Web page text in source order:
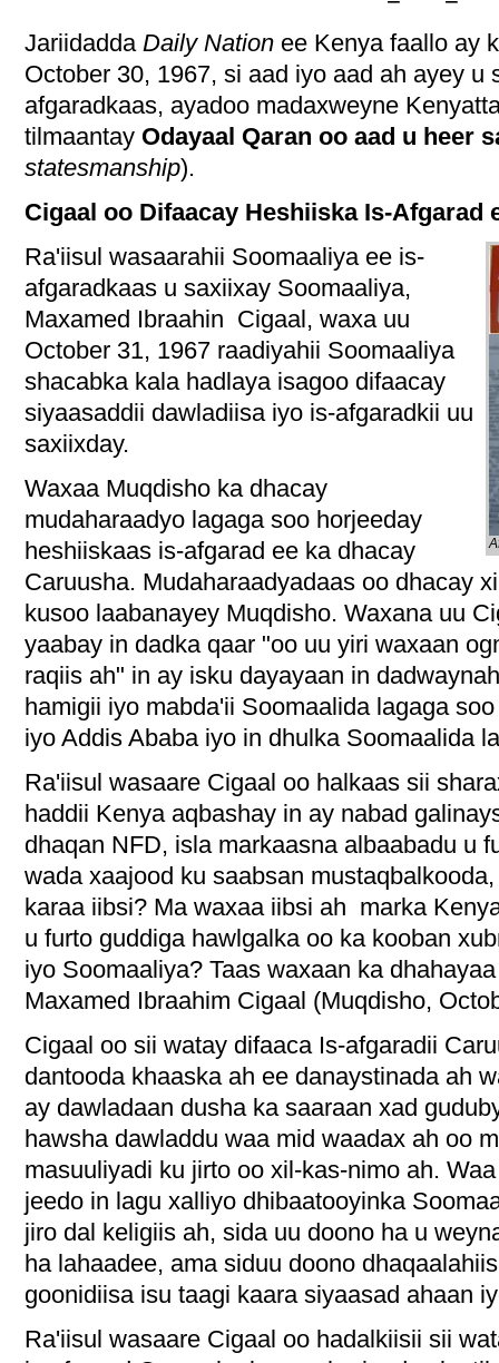
Jariidadda Daily Nation ee Kenya faallo ay
October 30, 1967, si aad iyo aad ah ayey u
afgaradkaas, ayadoo madaxweyne
tilmaantay Odayaal Qaran oo aad u heer
statesmanship).
Cigaal oo Difaacay Heshiiska Is-Afgarad
Ra'iisul wasaarahii Soomaaliya ee is-
afgaradkaas u saxiixay Soomaaliya,
Maxamed Ibraahin Cigaal, waxa uu
October 31, 1967 raadiyahii Soomaaliya
shacabka kala hadlaya isagoo difaacay
siyaasaddii dawladiisa iyo is-afgaradkii uu
saxiixday.
Waxaa Muqdisho ka dhacay
mudaharaadyo lagaga soo horjeeday
heshiiskaas is-afgarad ee ka dhacay
Caruusha. Mudaharaadyadaas oo dhacay
kusoo laabanayey Muqdisho. Waxana uu
yaabay in dadka qaar "oo uu yiri waxaan
raqiis ah" in ay isku dayayaan in
hamigii iyo mabda'ii Soomaalida lagaga
iyo Addis Ababa iyo in dhulka Soomaalida
Ra'iisul wasaare Cigaal oo halkaas sii
haddii Kenya aqbashay in ay nabad
dhaqan NFD, isla markaasna albaabadu u
wada xaajood ku saabsan
karaa iibsi? Ma waxaa iibsi ah marka
u furto guddiga hawlgalka oo ka kooban
iyo Soomaaliya? Taas waxaan ka
Maxamed Ibraahim Cigaal (Muqdisho,
Cigaal oo sii watay difaaca Is-afgaradii
dantooda khaaska ah ee danaystinada ah
ay dawladaan dusha ka saaraan xad
hawsha dawladdu waa mid waadax ah oo
masuuliyadi ku jirto oo xil-kas-nimo ah.
jeedo in lagu xalliyo dhibaatooyinka
jiro dal keligiis ah, sida uu doono ha u
ha lahaadee, ama siduu doono
goonidiisa isu taagi kaara siyaasad ahaan
Ra'iisul wasaare Cigaal oo hadalkiisii sii